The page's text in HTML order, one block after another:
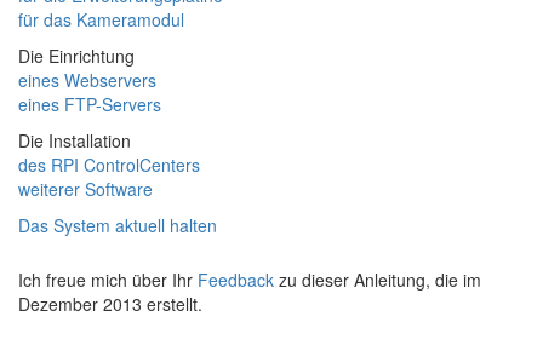
für das Kameramodul
Die Einrichtung
eines Webservers
eines FTP-Servers
Die Installation
des RPI ControlCenters
weiterer Software
Das System aktuell halten
Ich freue mich über Ihr Feedback zu dieser Anleitung, die im
Dezember 2013 erstellt.